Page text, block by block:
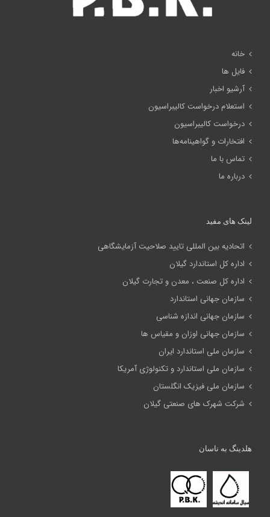
خانه
فایل ها
آرشیو اخبار
استعلام درخواست کالیبراسیون
درخواست کالیبراسیون
افتخارات و گواهینامه‌ها
تماس با ما
درباره ما
لینک های مفید
اتحادیه بین المللی تایید صلاحیت آزمایشگاهی
اداره کل استاندارد گیلان
اداره کل صنعت ، معدن و تجارت گیلان
سازمان جهانی استاندارد
سازمان جهانی اندازه شناسی
سازمان جهانی اوزان و مقیاس ها
سازمان ملی استاندارد ایران
سازمان ملی استاندارد و تکنولوژی آمریکا
سازمان ملی فیزیک انگلستان
شرکت شهرک های صنعتی گیلان
هلدینگ به ناسان